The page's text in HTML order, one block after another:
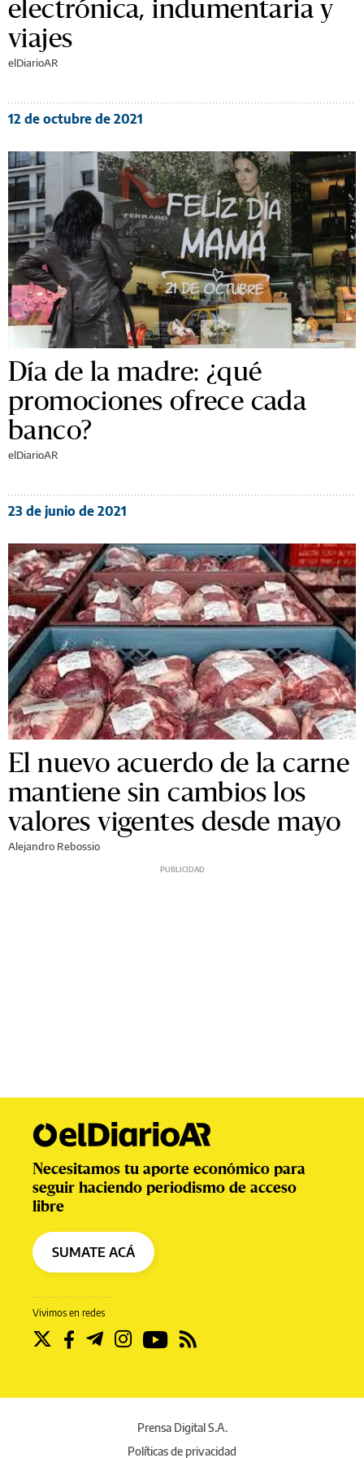
electrónica, indumentaria y
viajes
elDiarioAR
12 de octubre de 2021
Día de la madre: ¿qué
promociones ofrece cada
banco?
elDiarioAR
23 de junio de 2021
El nuevo acuerdo de la carne
mantiene sin cambios los
valores vigentes desde mayo
Alejandro Rebossio
Vivimos en redes
Necesitamos tu aporte económico para
seguir haciendo periodismo de acceso
libre
SUMATE ACÁ
Prensa Digital S.A.
Políticas de privacidad